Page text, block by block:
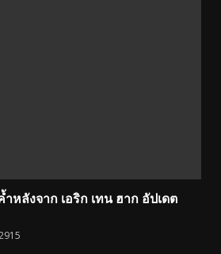
หลังจาก เอริก เทน ฮาก อัปเดต